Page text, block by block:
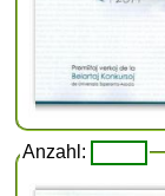
Anzahl: